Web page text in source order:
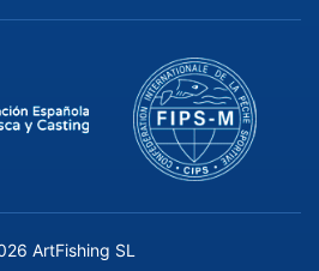
ArtFishing SL